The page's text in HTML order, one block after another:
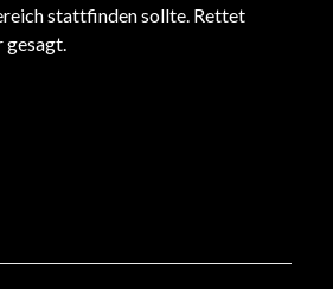
stattfinden sollte. Rettet
gesagt.